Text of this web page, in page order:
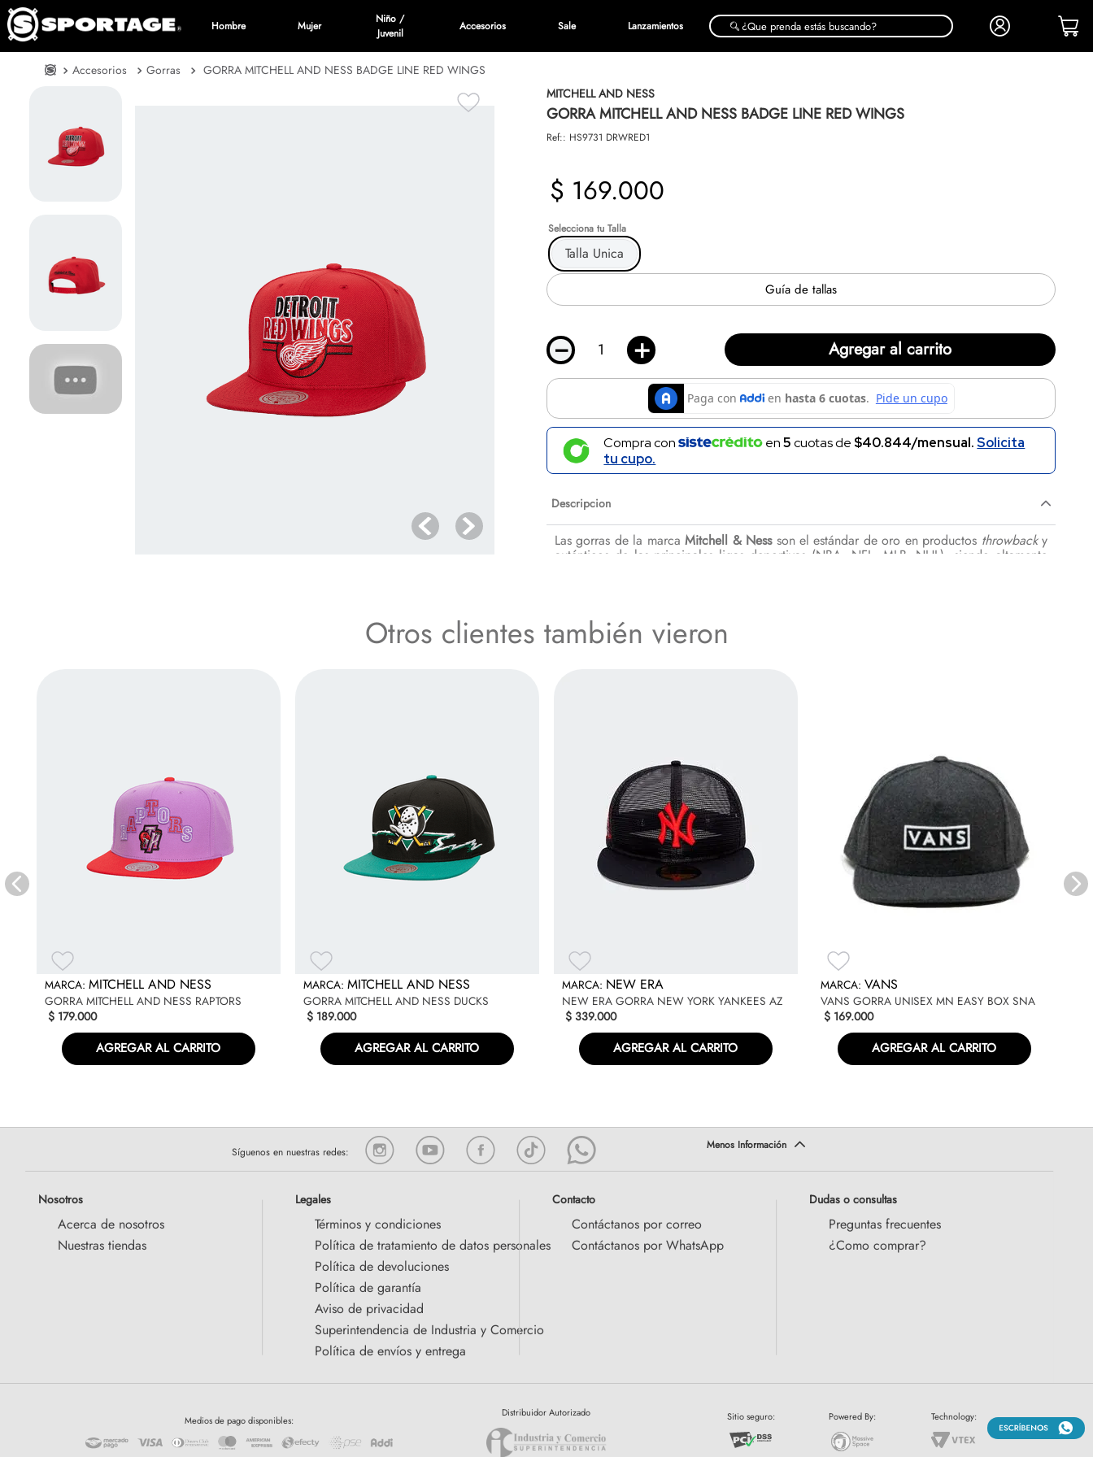
Hombre Mujer
Niño /
Juvenil
Accesorios Sale Lanzamientos ¿Que prenda estás buscando?
Accesorios Gorras
GORRA MITCHELL AND NESS BADGE LINE RED WINGS
MITCHELL AND NESS
GORRA MITCHELL AND NESS BADGE LINE RED WINGS
Ref:: HS9731 DRWRED1
$ 169.000
Talla
Talla Unica
Guía de tallas
＋
－ Agregar al carrito
Compra con en5cuotas de $40.844/mensual.Solicita
tu cupo.
Descripcion
Las gorras de la marcaMitchell & Nessson el estándar de oro en productos throwbacky
auténticos de las principales ligas deportivas (NBA, NFL, MLB, NHL), siendo altamente
Especificaciones
Otros clientes también vieron
MITCHELL AND NESS
GORRA MITCHELL AND NESS RAPTORS
$ 179.000
AGREGAR AL CARRITO
MITCHELL AND NESS
GORRA MITCHELL AND NESS DUCKS
$ 189.000
AGREGAR AL CARRITO
NEW ERA
NEW ERA GORRA NEW YORK YANKEES AZ
$ 339.000
AGREGAR AL CARRITO
VANS
VANS GORRA UNISEX MN EASY BOX SNA
$ 169.000
AGREGAR AL CARRITO
Síguenos en nuestras redes:
Nosotros
Acerca de nosotros
Nuestras tiendas
Legales
Términos y condiciones
Política de tratamiento de datos personales
Política de devoluciones
Política de garantía
Aviso de privacidad
Superintendencia de Industria y Comercio
Política de envíos y entrega
Contacto
Contáctanos por correo
Contáctanos por WhatsApp
Dudas o consultas
Preguntas frecuentes
¿Como comprar?
Medios de pago disponibles:
Distribuidor Autorizado Sitio seguro: Powered By: Technology: